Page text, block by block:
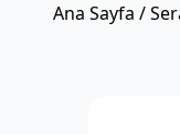
Ana Sayfa /